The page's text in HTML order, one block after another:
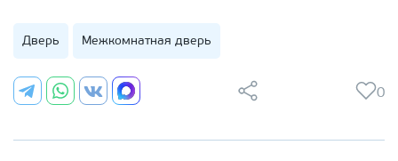
Дверь Межкомнатная дверь
0